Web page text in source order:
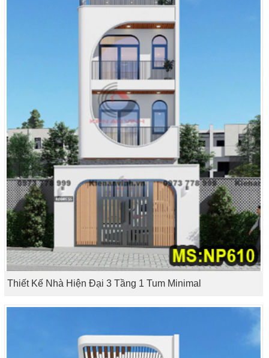
Thiết Kế Nhà Hiện Đại 3 Tầng 1 Tum Minimal